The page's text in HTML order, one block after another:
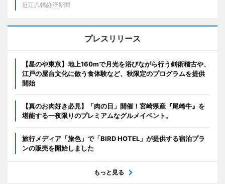
近江八幡経済新聞
プレスリリース
【星のや東京】地上160mで月光を浴びながら行う剣術稽古や、
江戸の屋台文化に倣う食体験など、秋限定のプログラムを提供
開始
【真のお肉好き必見】「肉の日」開催！宮崎県産『尾崎牛』を
堪能する一夜限りのプレミアムなグルメイベント。
旅行メディア「旅色」で「BIRD HOTEL」が提供する宿泊プラ
ンの販売を開始しました
もっと見る